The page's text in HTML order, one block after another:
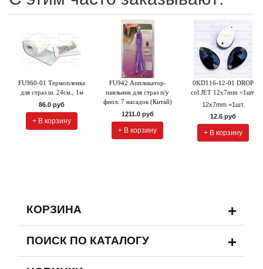
FU960-01 Термопленка
для страз ш. 24см., 1м
86.0 руб
+ В корзину
FU942 Аппликатор-
паяльник для страз п/у
фиол. 7 насадок (Китай)
1211.0 руб
+ В корзину
0KD116-12-01 DROP
col.JET 12x7mm =1шт.
12x7mm =1шт.
12.6 руб
+ В корзину
КОРЗИНА +
ПОИСК ПО КАТАЛОГУ +